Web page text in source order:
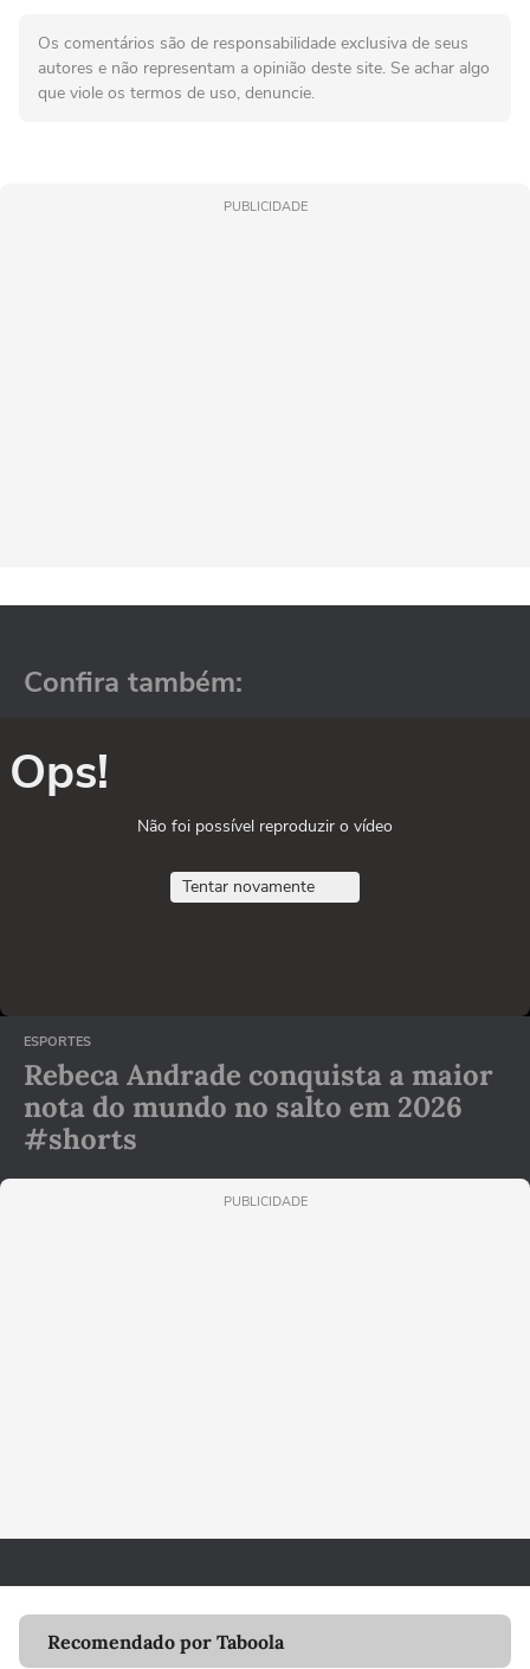
Os comentários são de responsabilidade exclusiva de seus
autores e não representam a opinião deste site. Se achar algo
que viole os termos de uso, denuncie.
PUBLICIDADE
Confira também:
Ops!
Não foi possível reproduzir o vídeo
Tentar novamente
ESPORTES
Rebeca Andrade conquista a maior
nota do mundo no salto em 2026
#shorts
PUBLICIDADE
Recomendado por Taboola